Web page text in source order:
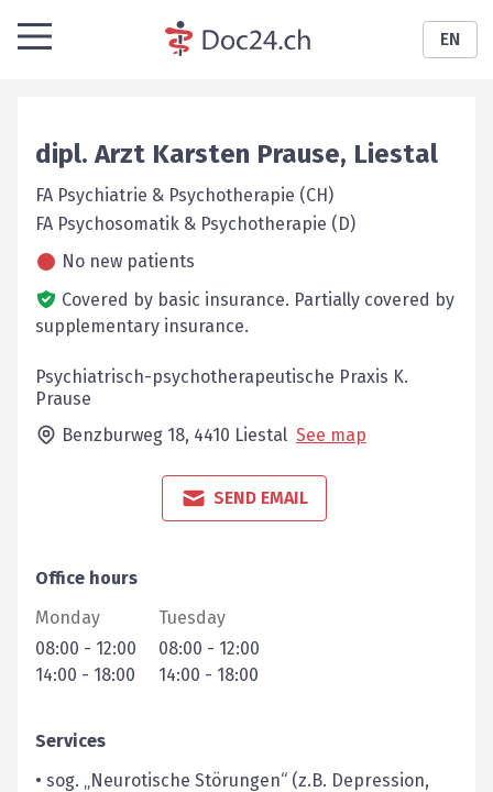
EN
dipl. Arzt Karsten Prause, Liestal
FA Psychiatrie & Psychotherapie (CH)
FA Psychosomatik & Psychotherapie (D)
No new patients
Covered by basic insurance. Partially covered by
supplementary insurance.
Psychiatrisch-psychotherapeutische Praxis K.
Prause
Benzburweg 18, 4410 Liestal See map
SEND EMAIL
Office hours
Monday
08:00 - 12:00
14:00 - 18:00
Tuesday
08:00 - 12:00
14:00 - 18:00
Services
• sog. „Neurotische Störungen“ (z.B. Depression,